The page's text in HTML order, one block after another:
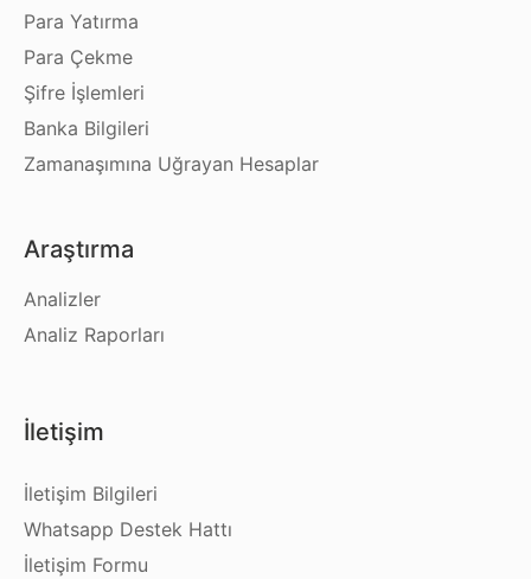
Para Yatırma
Para Çekme
Şifre İşlemleri
Banka Bilgileri
Zamanaşımına Uğrayan Hesaplar
Araştırma
Analizler
Analiz Raporları
İletişim
İletişim Bilgileri
Whatsapp Destek Hattı
İletişim Formu